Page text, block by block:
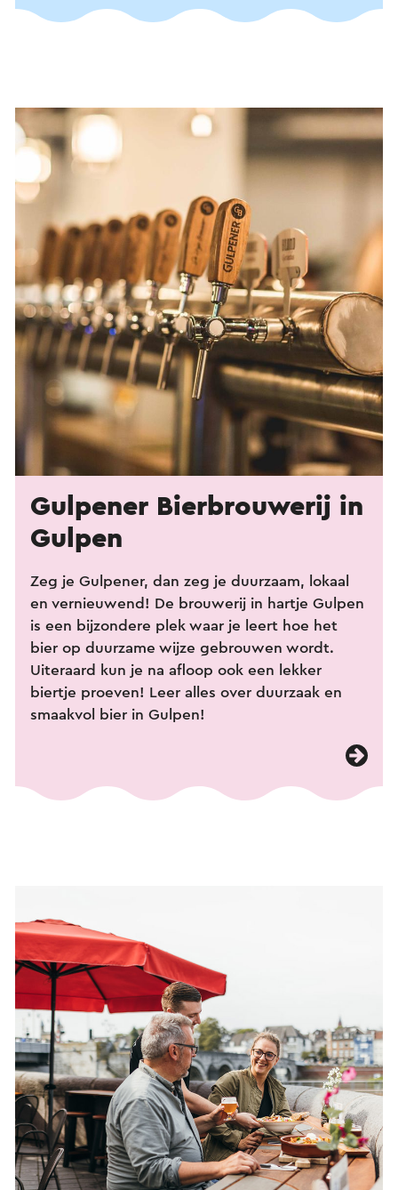
Gulpener Bierbrouwerij in
Gulpen
Zeg je Gulpener, dan zeg je duurzaam, lokaal
en vernieuwend! De brouwerij in hartje Gulpen
is een bijzondere plek waar je leert hoe het
bier op duurzame wijze gebrouwen wordt.
Uiteraard kun je na afloop ook een lekker
biertje proeven! Leer alles over duurzaak en
smaakvol bier in Gulpen!